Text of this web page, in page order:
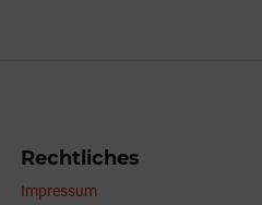
Rechtliches
Impressum